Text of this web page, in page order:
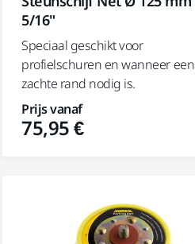
5/16"
Speciaal geschikt voor
profielschuren en wanneer een
zachte rand nodig is.
Prijs vanaf
75,95 €